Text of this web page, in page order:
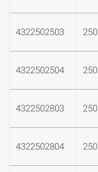
4322502503 250
4322502504 250
4322502803 250
4322502804 250